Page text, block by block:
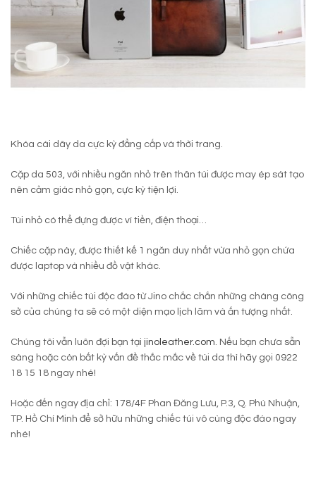
Khóa cài dây da cực kỳ đẳng cấp và thời trang.
Cặp da 503, với nhiều ngăn nhỏ trên thân túi được may ép sát tạo
nên cảm giác nhỏ gọn, cực kỳ tiện lợi.
Túi nhỏ có thể đựng được ví tiền, điện thoại…
Chiếc cặp này, được thiết kế 1 ngăn duy nhất vừa nhỏ gọn chứa
được laptop và nhiều đồ vật khác.
Với những chiếc túi độc đáo từ Jino chắc chắn những chàng công
sở của chúng ta sẽ có một diện mạo lịch lãm và ấn tượng nhất.
Chúng tôi vẫn luôn đợi bạn tại jinoleather.com. Nếu bạn chưa sẵn
sàng hoặc còn bất kỳ vấn đề thắc mắc về túi da thì hãy gọi 0922
18 15 18 ngay nhé!
Hoặc đến ngay địa chỉ: 178/4F Phan Đăng Lưu, P.3, Q. Phú Nhuận,
TP. Hồ Chí Minh để sở hữu những chiếc túi vô cùng độc đáo ngay
nhé!